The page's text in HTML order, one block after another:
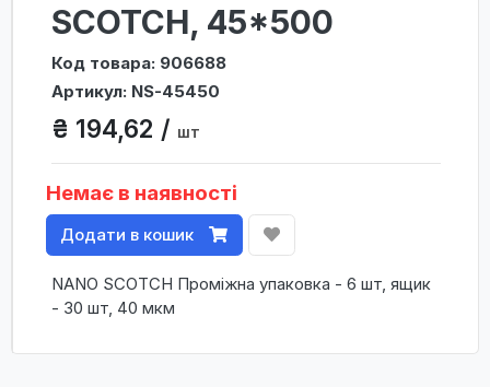
SCOTCH, 45*500
Код товара: 906688
Артикул: NS-45450
₴ 194,62 / шт
Немає в наявності
Додати в кошик
NANO SCOTCH Проміжна упаковка - 6 шт, ящик
- 30 шт, 40 мкм